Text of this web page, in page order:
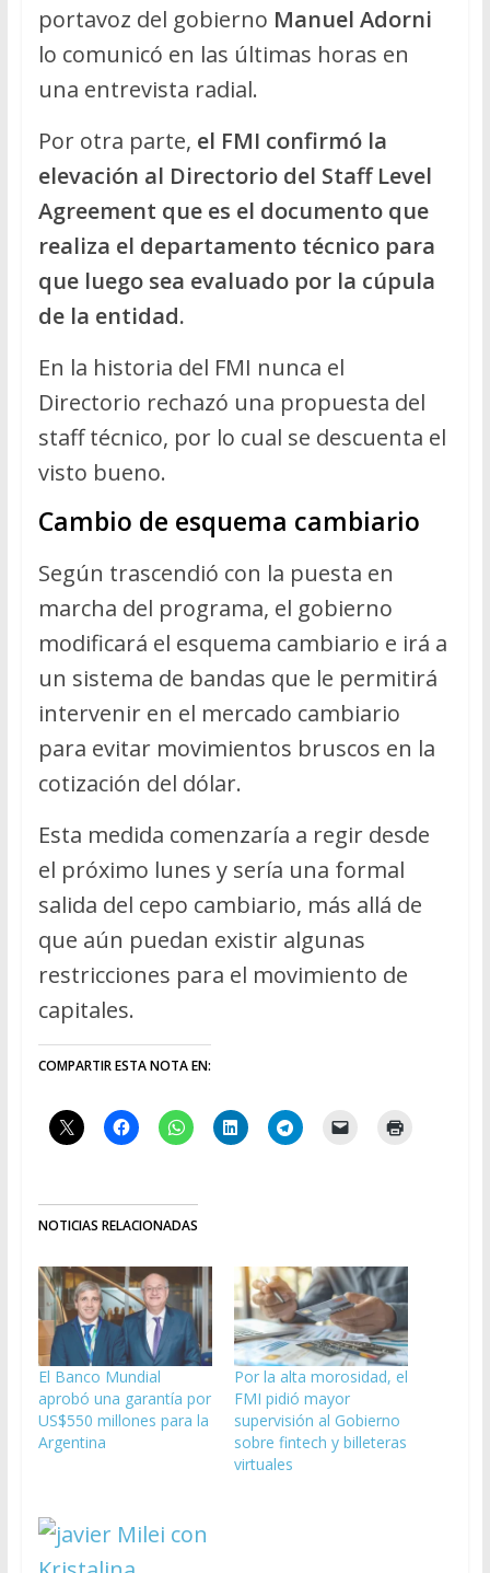
portavoz del gobierno Manuel Adorni
lo comunicó en las últimas horas en
una entrevista radial.
Por otra parte, el FMI confirmó la
elevación al Directorio del Staff Level
Agreement que es el documento que
realiza el departamento técnico para
que luego sea evaluado por la cúpula
de la entidad.
En la historia del FMI nunca el
Directorio rechazó una propuesta del
staff técnico, por lo cual se descuenta el
visto bueno.
Cambio de esquema cambiario
Según trascendió con la puesta en
marcha del programa, el gobierno
modificará el esquema cambiario e irá a
un sistema de bandas que le permitirá
intervenir en el mercado cambiario
para evitar movimientos bruscos en la
cotización del dólar.
Esta medida comenzaría a regir desde
el próximo lunes y sería una formal
salida del cepo cambiario, más allá de
que aún puedan existir algunas
restricciones para el movimiento de
capitales.
COMPARTIR ESTA NOTA EN:
NOTICIAS RELACIONADAS
El Banco Mundial
aprobó una garantía por
US$550 millones para la
Argentina
Por la alta morosidad, el
FMI pidió mayor
supervisión al Gobierno
sobre fintech y billeteras
virtuales